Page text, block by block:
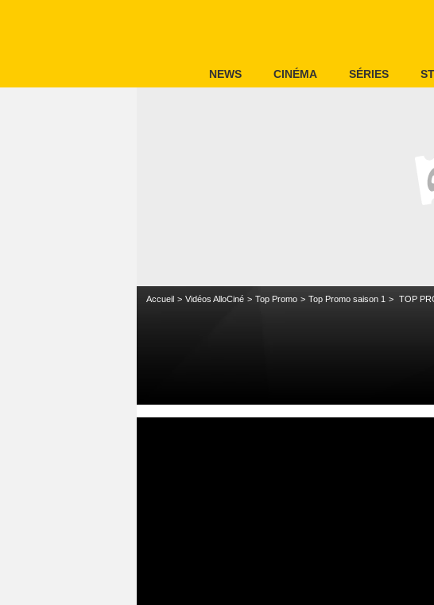
NEWS CINÉMA SÉRIES
Accueil Vidéos AlloCiné Top Promo Top Promo saison 1 TOP